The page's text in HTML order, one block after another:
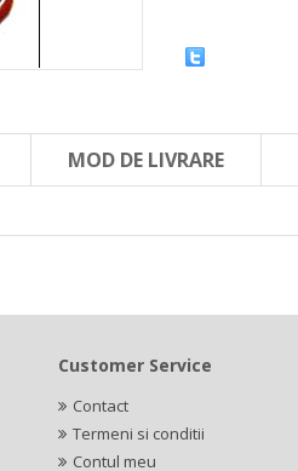
MOD DE LIVRARE
Customer Service
Contact
Termeni si conditii
Contul meu